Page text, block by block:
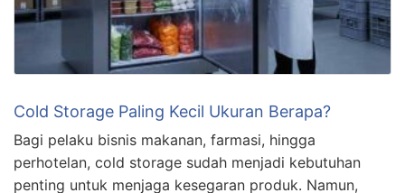
Cold Storage Paling Kecil Ukuran Berapa?
Bagi pelaku bisnis makanan, farmasi, hingga
perhotelan, cold storage sudah menjadi kebutuhan
penting untuk menjaga kesegaran produk. Namun,